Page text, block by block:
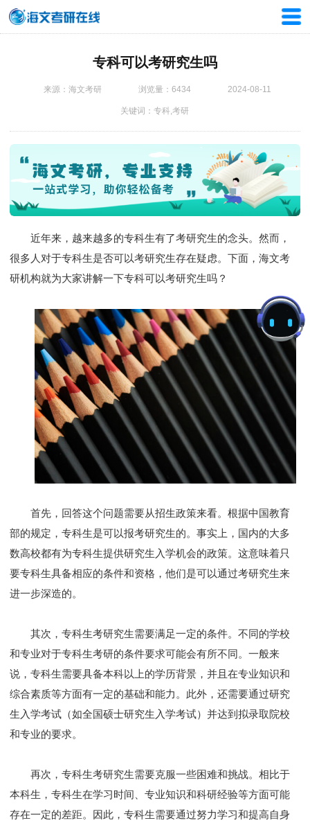
专科可以考研究生吗
来源：海文考研 浏览量：6434 2024-08-11
关键词：专科,考研
近年来，越来越多的专科生有了考研究生的念头。然而，
很多人对于专科生是否可以考研究生存在疑虑。下面，海文考
研机构就为大家讲解一下专科可以考研究生吗？
首先，回答这个问题需要从招生政策来看。根据中国教育
部的规定，专科生是可以报考研究生的。事实上，国内的大多
数高校都有为专科生提供研究生入学机会的政策。这意味着只
要专科生具备相应的条件和资格，他们是可以通过考研究生来
进一步深造的。
其次，专科生考研究生需要满足一定的条件。不同的学校
和专业对于专科生考研的条件要求可能会有所不同。一般来
说，专科生需要具备本科以上的学历背景，并且在专业知识和
综合素质等方面有一定的基础和能力。此外，还需要通过研究
生入学考试（如全国硕士研究生入学考试）并达到拟录取院校
和专业的要求。
再次，专科生考研究生需要克服一些困难和挑战。相比于
本科生，专科生在学习时间、专业知识和科研经验等方面可能
存在一定的差距。因此，专科生需要通过努力学习和提高自身